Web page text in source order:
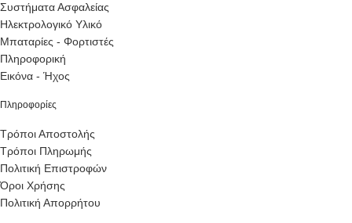
Συστήματα Ασφαλείας
Ηλεκτρολογικό Υλικό
Μπαταρίες - Φορτιστές
Πληροφορική
Εικόνα - Ήχος
Πληροφορίες
Τρόποι Αποστολής
Τρόποι Πληρωμής
Πολιτική Επιστροφών
Όροι Χρήσης
Πολιτική Απορρήτου